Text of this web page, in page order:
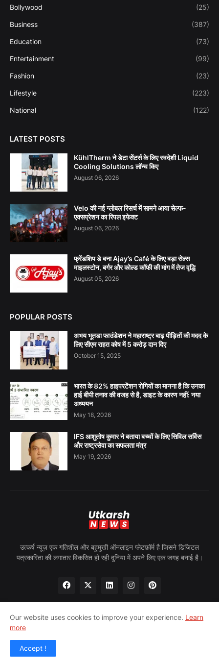
Bollywood (25)
Business (387)
Education (73)
Entertainment (99)
Fashion (23)
Lifestyle (223)
National (122)
LATEST POSTS
KühlTherm ने डेटा सेंटर्स के लिए स्वदेशी Liquid
Cooling Solutions लॉन्च किए
August 06, 2026
Velo की नई ग्लोबल रिसर्च में सामने आया सेल्फ-
एक्सप्रेशन का रिपल इफेक्ट
August 06, 2026
फ्रेंडशिप डे बना Ajay’s Café के लिए बड़ा सेल्स
माइलस्टोन, बर्गर और कोल्ड कॉफी की मांग में तेज वृद्धि
August 05, 2026
POPULAR POSTS
अभय भूतडा फाउंडेशन ने महाराष्ट्र बाढ़ पीड़ितों की मदद के
लिए सीएम राहत कोष में 5 करोड़ दान दिए
October 15, 2025
भारत के 82% हाइपरटेंशन रोगियों का मानना है कि उनका
हाई बीपी तनाव की वजह से है, डाइट के कारण नहीं: नया
अध्ययन
May 18, 2026
IFS आशुतोष कुमार ने बताया बच्चों के लिए सिविल सर्विस
और राष्ट्रसेवा का सफलता मंत्र
May 19, 2026
उत्कर्ष न्यूज़ एक गतिशील और बहुमुखी ऑनलाइन प्लेटफ़ॉर्म है जिसने डिजिटल
पत्रकारिता की लगातार विकसित हो रही दुनिया में अपने लिए एक जगह बनाई है।
होम
Our website uses cookies to improve your experience. Learn
more
Accept !